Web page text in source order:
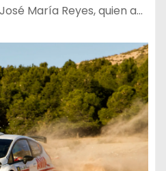
María Reyes, quien a…